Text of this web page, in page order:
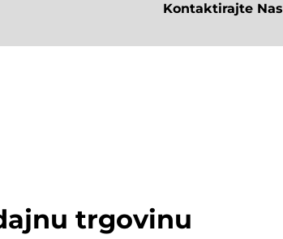
Kontaktirajte Nas
trgovinu